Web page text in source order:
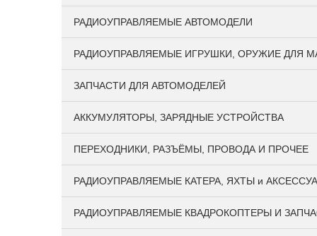
РАДИОУПРАВЛЯЕМЫЕ АВТОМОДЕЛИ
РАДИОУПРАВЛЯЕМЫЕ ИГРУШКИ, ОРУЖИЕ ДЛЯ
ЗАПЧАСТИ ДЛЯ АВТОМОДЕЛЕЙ
АККУМУЛЯТОРЫ, ЗАРЯДНЫЕ УСТРОЙСТВА
ПЕРЕХОДНИКИ, РАЗЪЁМЫ, ПРОВОДА И ПРОЧЕЕ
РАДИОУПРАВЛЯЕМЫЕ КАТЕРА, ЯХТЫ и
РАДИОУПРАВЛЯЕМЫЕ КВАДРОКОПТЕРЫ И